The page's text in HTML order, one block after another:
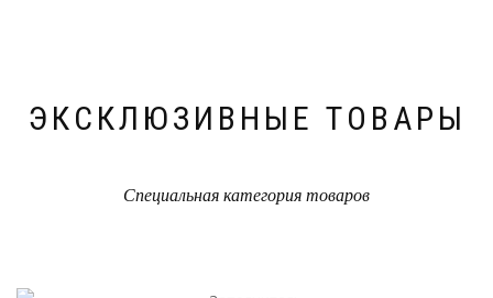
ЭКСКЛЮЗИВНЫЕ ТОВАРЫ
Специальная категория товаров